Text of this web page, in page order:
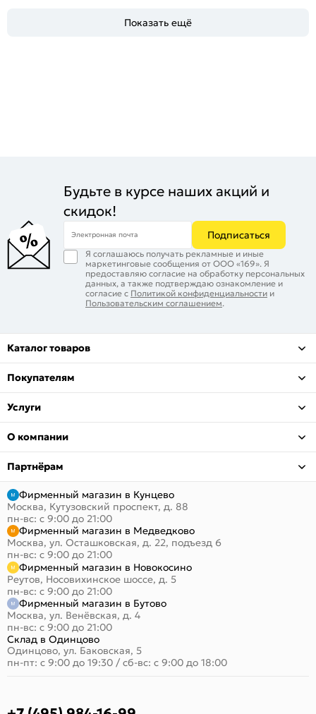
Показать ещё
Будьте в курсе наших акций и
скидок!
Электронная почта Подписаться
Я соглашаюсь получать рекламные и иные
маркетинговые сообщения от ООО «169». Я
предоставляю согласие на обработку персональных
данных, а также подтверждаю ознакомление и
согласие с Политикой конфиденциальности и
Пользовательским соглашением.
Каталог товаров
Покупателям
Услуги
О компании
Партнёрам
Фирменный магазин в Кунцево
Москва, Кутузовский проспект, д. 88
пн-вс: с 9:00 до 21:00
Фирменный магазин в Медведково
Москва, ул. Осташковская, д. 22, подъезд 6
пн-вс: с 9:00 до 21:00
Фирменный магазин в Новокосино
Реутов, Носовихинское шоссе, д. 5
пн-вс: с 9:00 до 21:00
Фирменный магазин в Бутово
Москва, ул. Венёвская, д. 4
пн-вс: с 9:00 до 21:00
Склад в Одинцово
Одинцово, ул. Баковская, 5
пн-пт: с 9:00 до 19:30 / сб-вс: с 9:00 до 18:00